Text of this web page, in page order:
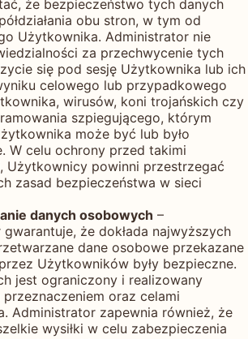
że bezpieczeństwo tych danych
obu stron, w tym od
Użytkownika. Administrator nie
za przechwycenie tych
się pod sesję Użytkownika lub ich
celowego lub przypadkowego
wirusów, koni trojańskich czy
szpiegującego, którym
może być lub było
W celu ochrony przed takimi
Użytkownicy powinni przestrzegać
zasad bezpieczeństwa w sieci
danych osobowych –
że dokłada najwyższych
dane osobowe przekazane
Użytkowników były bezpieczne.
jest ograniczony i realizowany
oraz celami
Administrator zapewnia również, że
wysiłki w celu zabezpieczenia